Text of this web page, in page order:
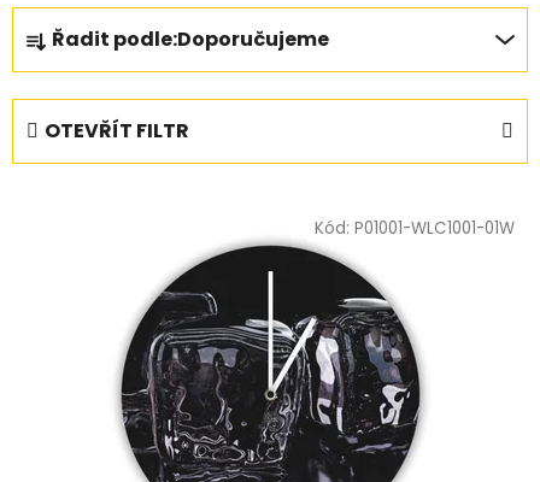
Ř
a
z
e
n
Řadit podle:Doporučujeme
OTEVŘÍT FILTR
Kód: P01001-WLC1001-01W